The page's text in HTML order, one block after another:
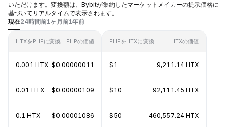
いただけます。変換額は、Bybitが集約したマーケットメイカーの提示価格に
基づいてリアルタイムで表示されます。
現在24時間前1ヶ月前1年前
HTXをPHPに変換 PHPの価値
0.001 HTX $0.00000011
0.01 HTX $0.00000109
0.1 HTX $0.00001086
PHPをHTXに変換 HTXの価値
$1 9,211.14 HTX
$10 92,111.45 HTX
$50 460,557.24 HTX